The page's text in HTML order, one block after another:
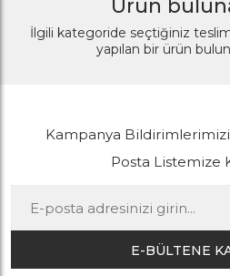
Ürün
İlgili kategoride seçtiğiniz
yapılan bir ürün
Kampanya Bildirimlerimizi
Posta Listemize
E-BÜLTENE